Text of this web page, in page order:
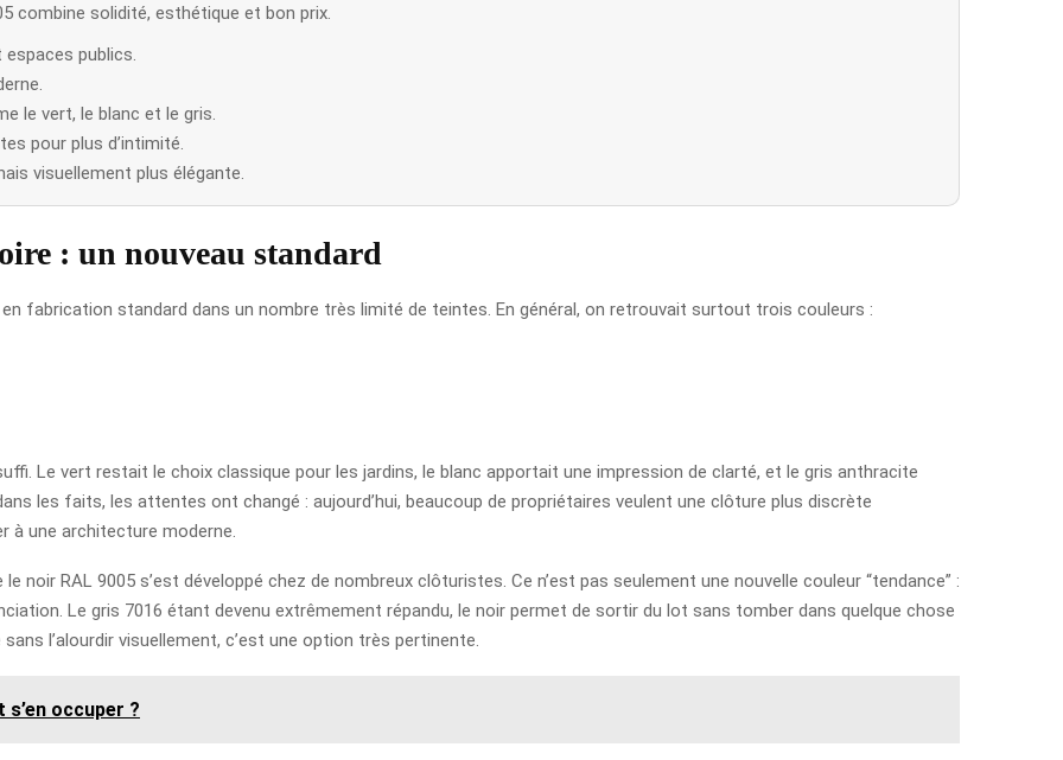
combine solidité, esthétique et bon prix.
publics.
le vert, le blanc et le gris.
pour plus d’intimité.
visuellement plus élégante.
: un nouveau standard
fabrication standard dans un nombre très limité de teintes. En général, on retrouvait surtout trois couleurs :
Le vert restait le choix classique pour les jardins, le blanc apportait une impression de clarté, et le gris anthracite
les faits, les attentes ont changé : aujourd’hui, beaucoup de propriétaires veulent une clôture plus discrète
à une architecture moderne.
noir RAL 9005 s’est développé chez de nombreux clôturistes. Ce n’est pas seulement une nouvelle couleur “tendance” :
Le gris 7016 étant devenu extrêmement répandu, le noir permet de sortir du lot sans tomber dans quelque chose
l’alourdir visuellement, c’est une option très pertinente.
occuper ?